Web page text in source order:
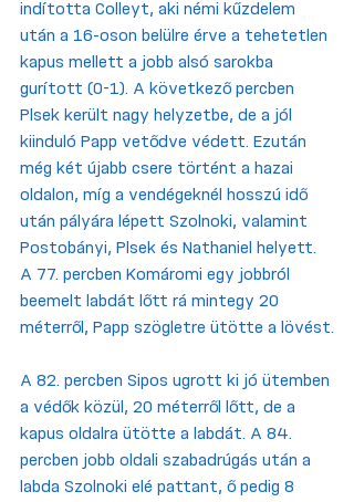
indította Colleyt, aki némi kűzdelem
után a 16-oson belülre érve a tehetetlen
kapus mellett a jobb alsó sarokba
gurított (0-1). A következő percben
Plsek került nagy helyzetbe, de a jól
kiinduló Papp vetődve védett. Ezután
még két újabb csere történt a hazai
oldalon, míg a vendégeknél hosszú idő
után pályára lépett Szolnoki, valamint
Postobányi, Plsek és Nathaniel helyett.
A 77. percben Komáromi egy jobbról
beemelt labdát lőtt rá mintegy 20
méterről, Papp szögletre ütötte a lövést.
A 82. percben Sipos ugrott ki jó ütemben
a védők közül, 20 méterről lőtt, de a
kapus oldalra ütötte a labdát. A 84.
percben jobb oldali szabadrúgás után a
labda Szolnoki elé pattant, ő pedig 8